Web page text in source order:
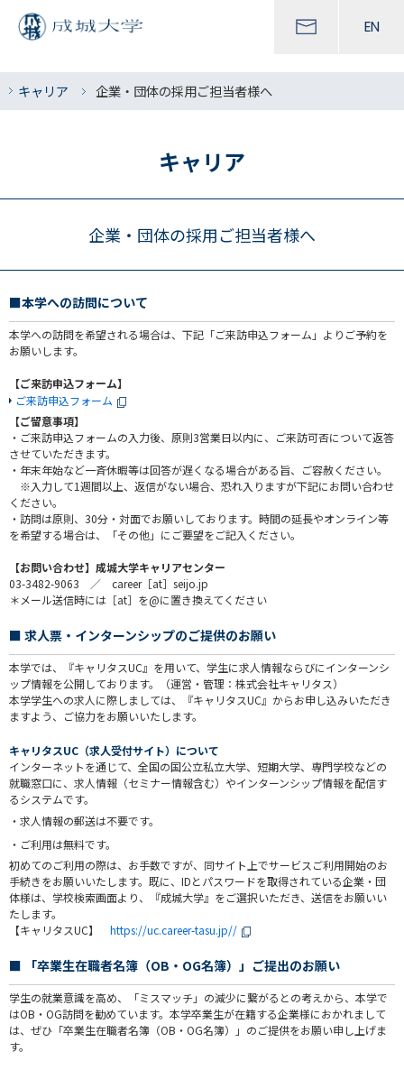
EN
キャリア 企業・団体の採用ご担当者様へ
キャリア
企業・団体の採用ご担当者様へ
■本学への訪問について
本学への訪問を希望される場合は、下記「ご来訪申込フォーム」よりご予約を
お願いします。
【ご来訪申込フォーム】
ご来訪申込フォーム
【ご留意事項】
・ご来訪申込フォームの入力後、原則3営業日以内に、ご来訪可否について返答
させていただきます。
・年末年始など一斉休暇等は回答が遅くなる場合がある旨、ご容赦ください。
※入力して1週間以上、返信がない場合、恐れ入りますが下記にお問い合わせ
ください。
・訪問は原則、30分・対面でお願いしております。時間の延長やオンライン等
を希望する場合は、「その他」にご要望をご記入ください。
【お問い合わせ】成城大学キャリアセンター
03-3482-9063 ／ career［at］seijo.jp
＊メール送信時には［at］を@に置き換えてください
■ 求人票・インターンシップのご提供のお願い
本学では、『キャリタスUC』を用いて、学生に求人情報ならびにインターンシ
ップ情報を公開しております。（運営・管理：株式会社キャリタス）
本学学生への求人に際しましては、『キャリタスUC』からお申し込みいただき
ますよう、ご協力をお願いいたします。
キャリタスUC（求人受付サイト）について
インターネットを通じて、全国の国公立私立大学、短期大学、専門学校などの
就職窓口に、求人情報（セミナー情報含む）やインターンシップ情報を配信す
るシステムです。
・ 求人情報の郵送は不要です。
・ ご利用は無料です。
初めてのご利用の際は、お手数ですが、同サイト上でサービスご利用開始のお
手続きをお願いいたします。既に、IDとパスワードを取得されている企業・団
体様は、学校検索画面より、『成城大学』をご選択いただき、送信をお願いい
たします。
【キャリタスUC】 https://uc.career-tasu.jp//
■ 「卒業生在職者名簿（OB・OG名簿）」ご提出のお願い
学生の就業意識を高め、「ミスマッチ」の減少に繋がるとの考えから、本学で
はOB・OG訪問を勧めています。本学卒業生が在籍する企業様におかれまして
は、ぜひ「卒業生在職者名簿（OB・OG名簿）」のご提供をお願い申し上げま
す。